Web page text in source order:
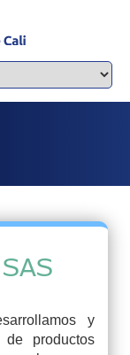
y
de productos